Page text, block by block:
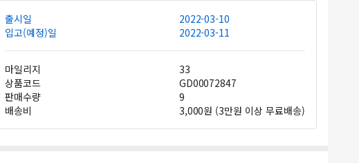
출시일
2022-03-10
입고(예정)일
2022-03-11
마일리지
33
상품코드
GD00072847
판매수량
9
배송비
3,000원 (3만원 이상 무료배송)